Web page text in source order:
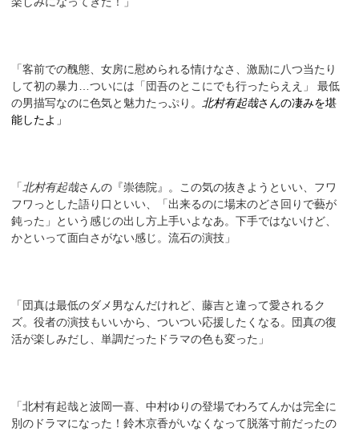
「客前での醜態、女房に慰められる情けなさ、激励に八つ当たり
して初の暴力…ついには「団吾のとこにでも行ったらええ」 最低
の男描写なのに色気と魅力たっぷり。 北村有起哉さんの凄みを堪
能したよ」
「 北村有起哉さんの『崇徳院』。この気の抜きようといい、フワ
フワっとした語り口といい、「出来るのに場末のどさ回りで藝が
鈍った」という感じの出し方上手いよなあ。下手ではないけど、
かといって面白さがない感じ。流石の演技」
「団真は最低のダメ男なんだけれど、藤吉と違って愛されるク
ズ。役者の演技もいいから、ついつい応援したくなる。団真の復
活が楽しみだし、単調だったドラマの色も変った」
「北村有起哉と波岡一喜、中村ゆりの登場でわろてんかは完全に
別のドラマになった！鈴木京香がいなくなって脱落寸前だったの